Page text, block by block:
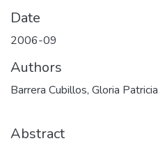
Date
2006-09
Authors
Barrera Cubillos, Gloria Patricia
Abstract